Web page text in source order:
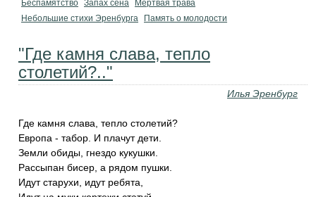
Беспамятство Запах сена
Мёртвая трава
Небольшие стихи Эренбурга
Память о молодости
"Где камня слава, тепло
столетий?.."
Илья Эренбург
Где камня слава, тепло столетий?
Европа - табор. И плачут дети.
Земли обиды, гнездо кукушки.
Рассыпан бисер, а рядом пушки.
Идут старухи, идут ребята,